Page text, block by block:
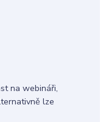
na webináři,
lze